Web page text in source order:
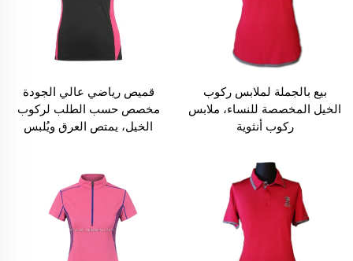
بيع بالجملة لملابس ركوب
الخيل المخصصة للنساء، ملابس
ركوب أنثوية
قميص رياضي عالي الجودة
مخصص حسب الطلب لركوب
الخيل، يمتص العرق ويُلبس